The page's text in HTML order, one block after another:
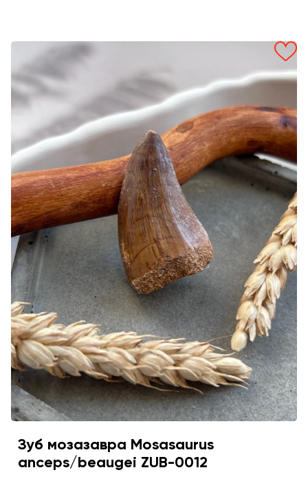
Зуб мозазавра Mosasaurus
anceps/beaugei ZUB-0012